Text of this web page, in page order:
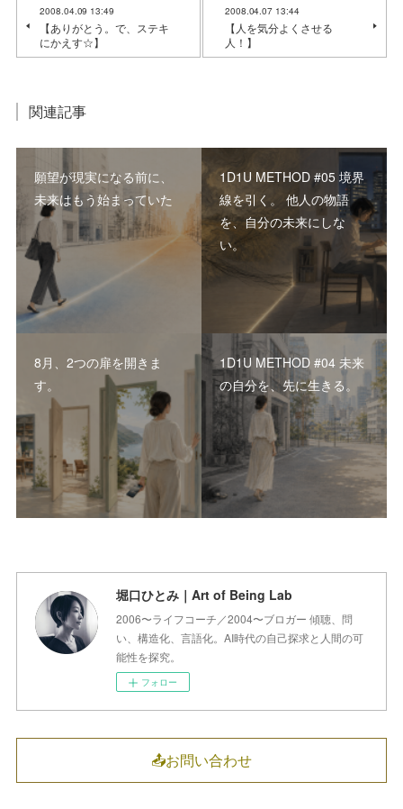
2008.04.09 13:49
【ありがとう。で、ステキ
にかえす☆】
2008.04.07 13:44
【人を気分よくさせる
人！】
関連記事
願望が現実になる前に、
未来はもう始まっていた
1D1U METHOD #05 境界
線を引く。 他人の物語
を、自分の未来にしな
い。
8月、2つの扉を開きま
す。
1D1U METHOD #04 未来
の自分を、先に生きる。
堀口ひとみ｜Art of Being Lab
2006〜ライフコーチ／2004〜ブロガー 傾聴、問
い、構造化、言語化。AI時代の自己探求と人間の可
能性を探究。
フォロー
📤お問い合わせ